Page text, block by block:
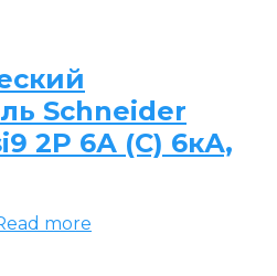
Schneider
2P 6А (C) 6кА,
more